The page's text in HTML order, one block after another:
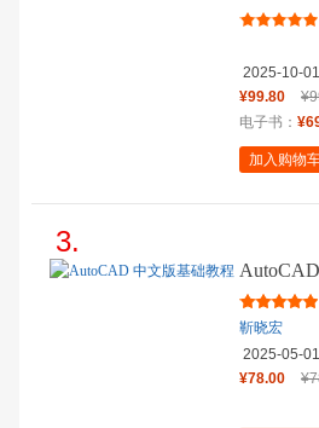
高手
2025-10-01
¥99.80
电子书：
加入购物
3.
靳晓宏
2025-05-01
¥78.00